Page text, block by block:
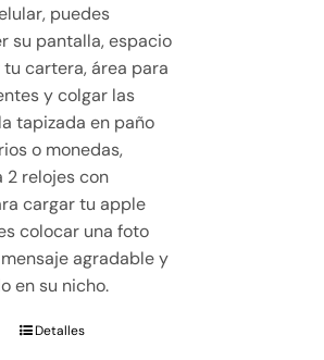
puedes
su pantalla, espacio
cartera, área para
y colgar las
tapizada en paño
o monedas,
2 relojes con
cargar tu apple
colocar una foto
agradable y
en su nicho.
Detalles